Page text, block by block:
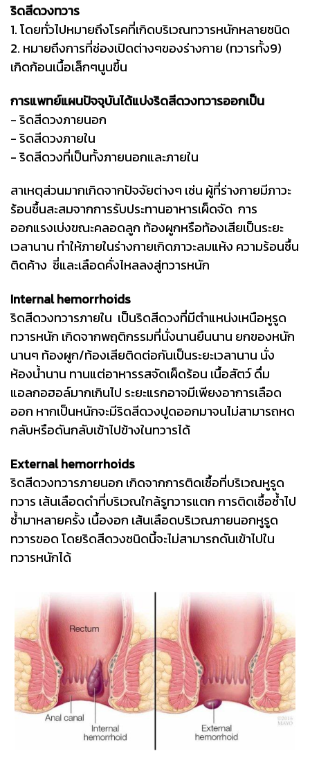
ริดสีดวงทวาร
1. โดยทั่วไปหมายถึงโรคที่เกิดบริเวณทวารหนักหลายชนิด
2. หมายถึงการที่ช่องเปิดต่างๆของร่างกาย (ทวารทั้ง9)
เกิดก้อนเนื้อเล็กๆนูนขึ้น
การแพทย์แผนปัจจุบันได้แบ่งริดสีดวงทวารออกเป็น
- ริดสีดวงภายนอก
- ริดสีดวงภายใน
- ริดสีดวงที่เป็นทั้งภายนอกและภายใน
สาเหตุส่วนมากเกิดจากปัจจัยต่างๆ เช่น ผู้ที่ร่างกายมีภาวะ
ร้อนชื้นสะสมจากการรับประทานอาหารเผ็ดจัด การ
ออกแรงเบ่งขณะคลอดลูก ท้องผูกหรือท้องเสียเป็นระยะ
เวลานาน ทําให้ภายในร่างกายเกิดภาวะลมแห้ง ความร้อนชื้น
ติดค้าง ชี่และเลือดคั่งไหลลงสู่ทวารหนัก
Internal hemorrhoids
ริดสีดวงทวารภายใน เป็นริดสีดวงที่มีตำแหน่งเหนือหูรูด
ทวารหนัก เกิดจากพฤติกรรมที่นั่งนานยืนนาน ยกของหนัก
นานๆ ท้องผูก/ท้องเสียติดต่อกันเป็นระยะเวลานาน นั่ง
ห้องน้ำนาน ทานแต่อาหารรสจัดเผ็ดร้อน เนื้อสัตว์ ดื่ม
แอลกอฮอล์มากเกินไป ระยะแรกอาจมีเพียงอาการเลือด
ออก หากเป็นหนักจะมีริดสีดวงปูดออกมาจนไม่สามารถหด
กลับหรือดันกลับเข้าไปข้างในทวารได้
External hemorrhoids
ริดสีดวงทวารภายนอก เกิดจากการติดเชื้อที่บริเวณหูรูด
ทวาร เส้นเลือดดำที่บริเวณใกล้รูทวารแตก การติดเชื้อซ้ำไป
ซ้ำมาหลายครั้ง เนื้องอก เส้นเลือดบริเวณภายนอกหูรูด
ทวารขอด โดยริดสีดวงชนิดนี้จะไม่สามารถดันเข้าไปใน
ทวารหนักได้